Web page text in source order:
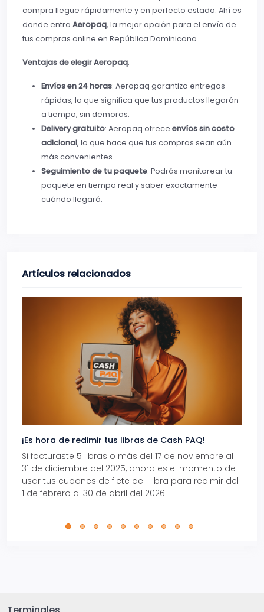
compra llegue rápidamente y en perfecto estado. Ahí es
donde entra Aeropaq, la mejor opción para el envío de
tus compras online en República Dominicana.
Ventajas de elegir Aeropaq:
Envíos en 24 horas: Aeropaq garantiza entregas
rápidas, lo que significa que tus productos llegarán
a tiempo, sin demoras.
Delivery gratuito: Aeropaq ofrece envíos sin costo
adicional, lo que hace que tus compras sean aún
más convenientes.
Seguimiento de tu paquete: Podrás monitorear tu
paquete en tiempo real y saber exactamente
cuándo llegará.
Artículos relacionados
¡Es hora de redimir tus libras de Cash PAQ!
Si facturaste 5 libras o más del 17 de noviembre al
31 de diciembre del 2025, ahora es el momento de
usar tus cupones de flete de 1 libra para redimir del
1 de febrero al 30 de abril del 2026.